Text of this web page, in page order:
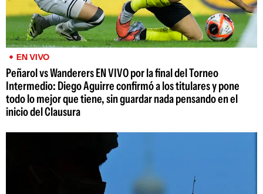
EN VIVO
Peñarol vs Wanderers EN VIVO por la final del Torneo
Intermedio: Diego Aguirre confirmó a los titulares y pone
todo lo mejor que tiene, sin guardar nada pensando en el
inicio del Clausura